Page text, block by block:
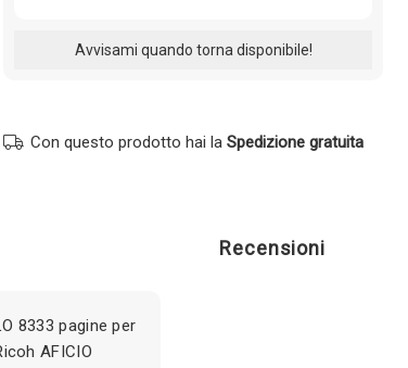
Con questo prodotto hai la Spedizione gratuita
8333 pagine per
AFICIO
Recensioni